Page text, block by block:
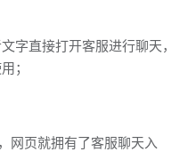
字直接打开客服进行聊天，
；
网页就拥有了客服聊天入